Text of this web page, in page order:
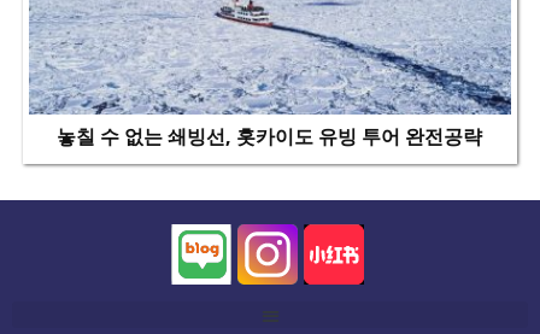
놓칠 수 없는 쇄빙선, 홋카이도 유빙 투어 완전공략